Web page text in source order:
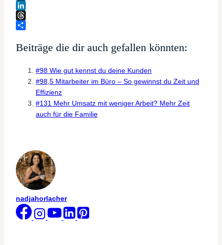
X
LinkedIn
Threads
Beiträge die dir auch gefallen könnten:
#98 Wie gut kennst du deine Kunden
#98,5 Mitarbeiter im Büro – So gewinnst du Zeit und
Effizienz
#131 Mehr Umsatz mit weniger Arbeit? Mehr Zeit
auch für die Familie
nadjahorlacher